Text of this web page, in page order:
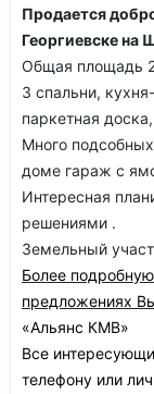
Продается
Георгиевске на
Общая площадь
3 спальни,
паркетная
Много
доме гараж с
Интересная
решениями .
Земельный
Бoлеe
предложенияx
«Альянс КМВ»
Все
телефону или